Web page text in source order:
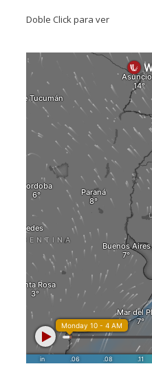
Doble Click para ver